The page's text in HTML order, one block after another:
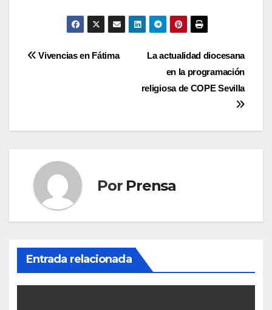
Navegación
La actualidad diocesana
en la programación
religiosa de COPE Sevilla
Vivencias en Fátima
Por Prensa
Entrada relacionada